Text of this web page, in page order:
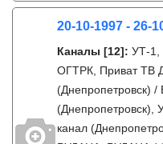
20-10-1997 - 26-
Каналы [12]: УТ-1,
ОГТРК, Приват ТВ
(Днепропетровск) /
(Днепропетровск),
канал